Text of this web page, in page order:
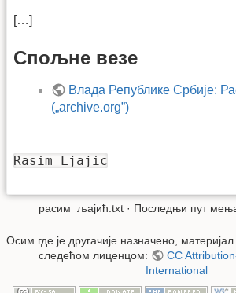
[…]
Спољне везе
Влада Републике Србије:
(„archive.org”)
Rasim Ljajic
расим_љајић.txt · Последњи пут
Осим где је другачије назначено,
следећом лиценцом:
CC
International